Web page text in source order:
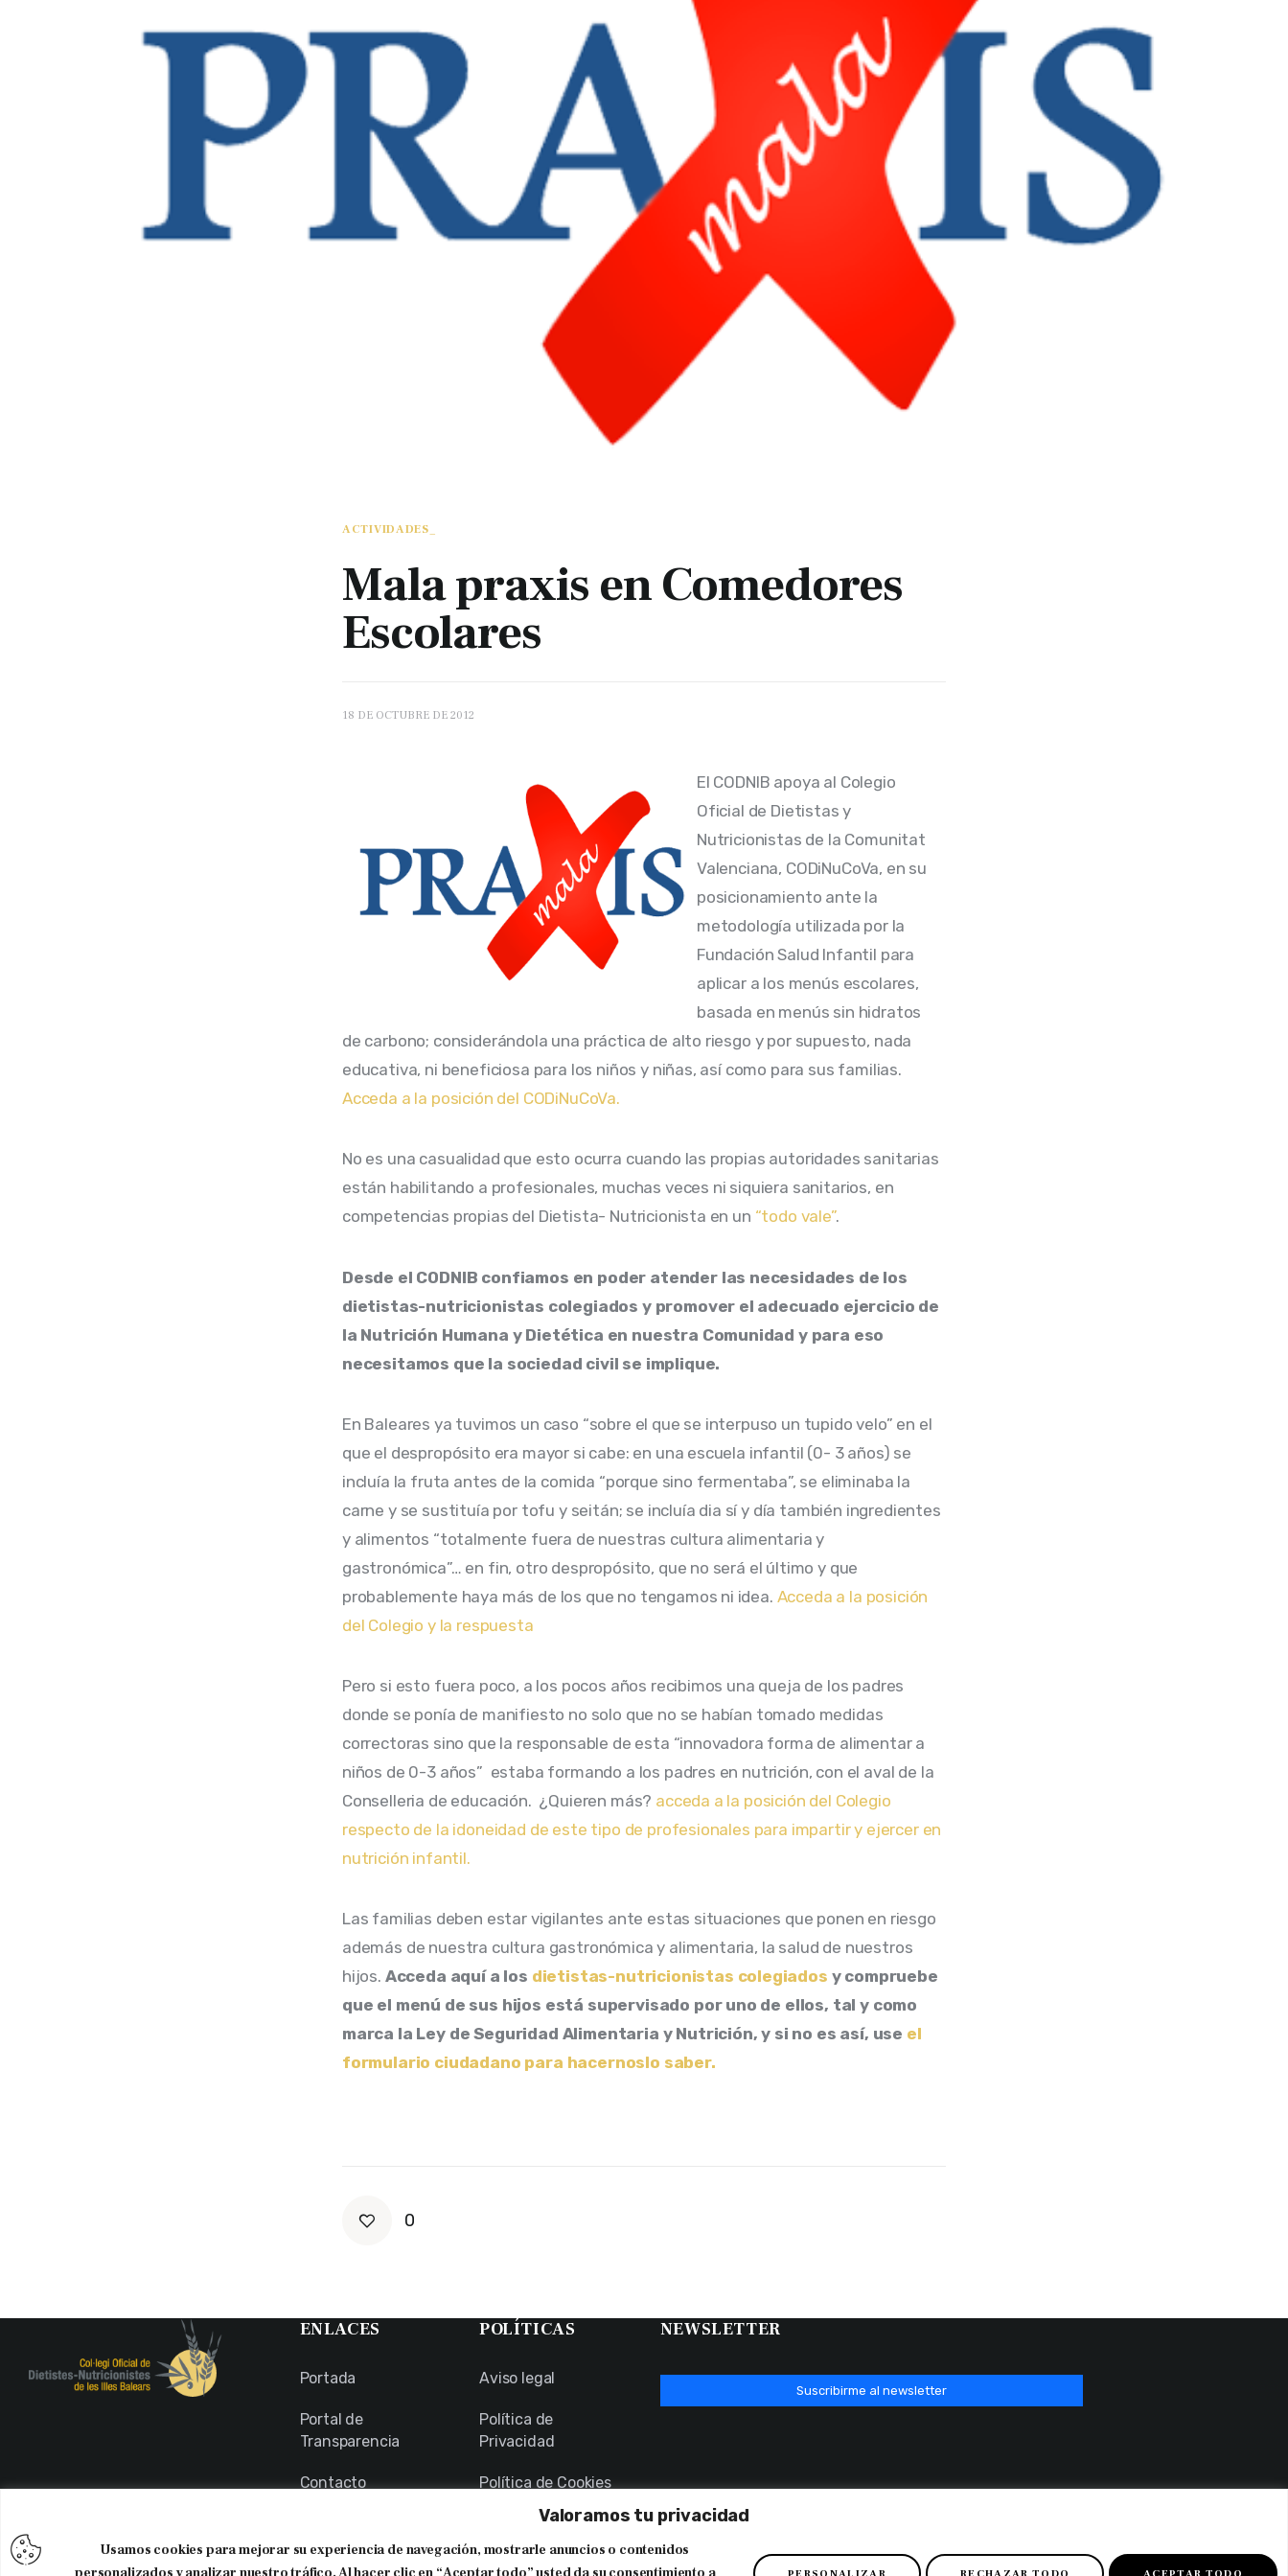
Valoramos tu privacidad
Usamos cookies para mejorar su experiencia de navegación, mostrarle anuncios o contenidos
PERSONALIZAR RECHAZAR TODO ACEPTAR TODO
ACTIVIDADES_
Mala praxis en Comedores
Escolares
18 DE OCTUBRE DE 2012
El CODNIB apoya al Colegio
Oficial de Dietistas y
Nutricionistas de la Comunitat
Valenciana, CODiNuCoVa, en su
posicionamiento ante la
metodología utilizada por la
Fundación Salud Infantil para
aplicar a los menús escolares,
basada en menús sin hidratos
de carbono; considerándola una práctica de alto riesgo y por supuesto, nada
educativa, ni beneficiosa para los niños y niñas, así como para sus familias.
Acceda a la posición del CODiNuCoVa.
No es una casualidad que esto ocurra cuando las propias autoridades sanitarias
están habilitando a profesionales, muchas veces ni siquiera sanitarios, en
competencias propias del Dietista- Nutricionista en un “todo vale”.
Desde el CODNIB confiamos en poder atender las necesidades de los
dietistas-nutricionistas colegiados y promover el adecuado ejercicio de
la Nutrición Humana y Dietética en nuestra Comunidad y para eso
necesitamos que la sociedad civil se implique.
En Baleares ya tuvimos un caso “sobre el que se interpuso un tupido velo” en el
que el despropósito era mayor si cabe: en una escuela infantil (0- 3 años) se
incluía la fruta antes de la comida “porque sino fermentaba”, se eliminaba la
carne y se sustituía por tofu y seitán; se incluía dia sí y día también ingredientes
y alimentos “totalmente fuera de nuestras cultura alimentaria y
gastronómica”… en fin, otro despropósito, que no será el último y que
probablemente haya más de los que no tengamos ni idea. Acceda a la posición
del Colegio y la respuesta
Pero si esto fuera poco, a los pocos años recibimos una queja de los padres
donde se ponía de manifiesto no solo que no se habían tomado medidas
correctoras sino que la responsable de esta “innovadora forma de alimentar a
niños de 0-3 años”  estaba formando a los padres en nutrición, con el aval de la
Conselleria de educación.  ¿Quieren más? acceda a la posición del Colegio
respecto de la idoneidad de este tipo de profesionales para impartir y ejercer en
nutrición infantil.
Las familias deben estar vigilantes ante estas situaciones que ponen en riesgo
además de nuestra cultura gastronómica y alimentaria, la salud de nuestros
hijos. Acceda aquí a los dietistas-nutricionistas colegiados y compruebe
que el menú de sus hijos está supervisado por uno de ellos, tal y como
marca la Ley de Seguridad Alimentaria y Nutrición, y si no es así, use el
formulario ciudadano para hacernoslo saber.
0
ENLACES
Portada
Portal de
Transparencia
Contacto
POLÍTICAS
Aviso legal
Política de
Privacidad
Política de Cookies
Canal Ético
NEWSLETTER
Suscribirme al newsletter